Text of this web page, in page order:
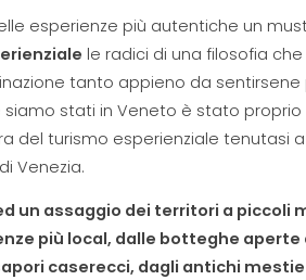
esperienze più autentiche un
le radici di una filosofia che
tanto appieno da
siamo stati in Veneto è stato proprio
del turismo esperienziale tenutasi a
Venezia.
un assaggio dei territori a piccoli
più local, dalle botteghe aperte
caserecci, dagli antichi